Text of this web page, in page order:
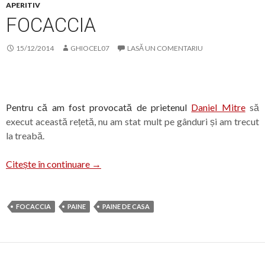
APERITIV
FOCACCIA
15/12/2014 GHIOCEL07 LASĂ UN COMENTARIU
Pentru că am fost provocată de prietenul Daniel Mitresă
execut această rețetă, nu am stat mult pe gânduri și am trecut
la treabă.
Citește în continuare Focaccia
→
FOCACCIA PAINE PAINE DE CASA